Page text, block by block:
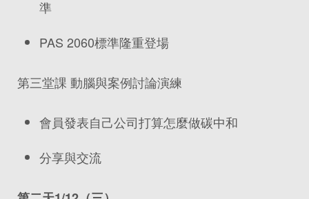
準
PAS 2060標準隆重登場
第三堂課 動腦與案例討論演練
會員發表自己公司打算怎麼做碳中和
分享與交流